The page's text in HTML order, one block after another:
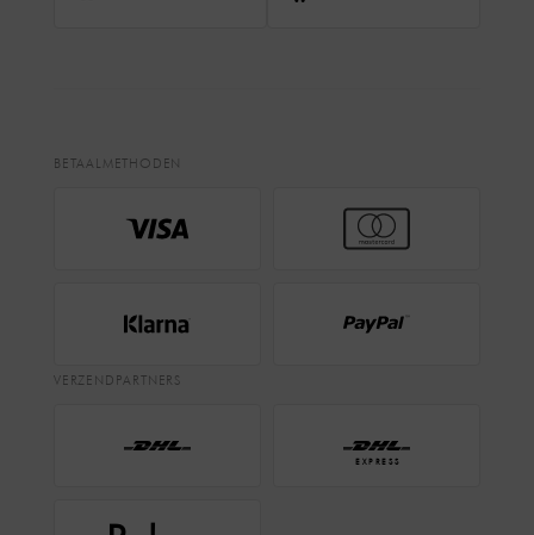
BETAALMETHODEN
VERZENDPARTNERS
EXPRESS